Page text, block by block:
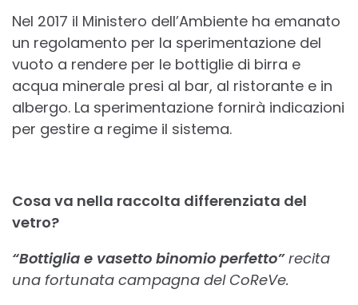
Nel 2017 il Ministero dell’Ambiente ha emanato
un regolamento per la sperimentazione del
vuoto a rendere per le bottiglie di birra e
acqua minerale presi al bar, al ristorante e in
albergo. La sperimentazione fornirà indicazioni
per gestire a regime il sistema.
Cosa va nella raccolta differenziata del
vetro?
“Bottiglia e vasetto binomio perfetto”recita
una fortunata campagna del CoReVe.